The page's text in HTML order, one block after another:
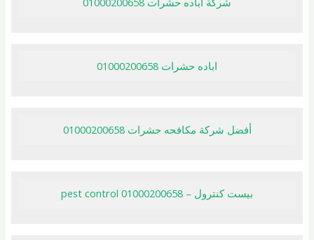
اباده حشرات 01000200658
أفضل شركة مكافحه حشرات 01000200658
بيست كنترول – pest control 01000200658